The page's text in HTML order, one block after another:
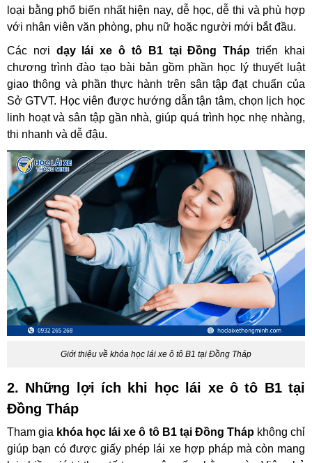
loại bằng phổ biến nhất hiện nay, dễ học, dễ thi và phù hợp
với nhân viên văn phòng, phụ nữ hoặc người mới bắt đầu.
Các nơi dạy lái xe ô tô B1 tại Đồng Tháp triển khai
chương trình đào tạo bài bản gồm phần học lý thuyết luật
giao thông và phần thực hành trên sân tập đạt chuẩn của
Sở GTVT. Học viên được hướng dẫn tận tâm, chọn lịch học
linh hoạt và sân tập gần nhà, giúp quá trình học nhẹ nhàng,
thi nhanh và dễ đậu.
Giới thiệu về khóa học lái xe ô tô B1 tại Đồng Tháp
2. Những lợi ích khi học lái xe ô tô B1 tại
Đồng Tháp
Tham gia khóa học lái xe ô tô B1 tại Đồng Tháp không chỉ
giúp bạn có được giấy phép lái xe hợp pháp mà còn mang